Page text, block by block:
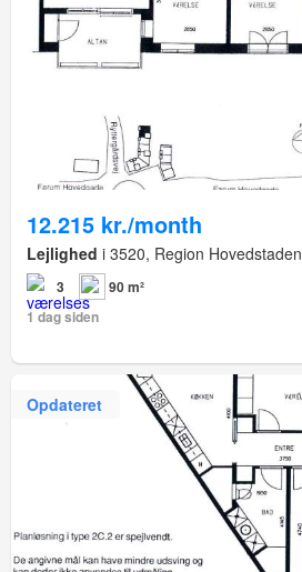
12.215 kr./month
Lejlighed i 3520, Region Hovedstaden
3
90 m²
1 dag siden
Opdateret